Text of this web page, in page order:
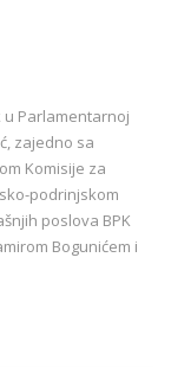
u Parlamentarnoj
zajedno sa
Komisije za
podrinjskom
poslova BPK
Bogunićem i